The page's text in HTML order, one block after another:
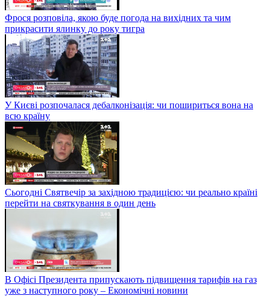
Фрося розповіла, якою буде погода на вихідних та чим
прикрасити ялинку до року тигра
У Києві розпочалася дебалконізація: чи пошириться вона на
всю країну
Сьогодні Святвечір за західною традицією: чи реально країні
перейти на святкування в один день
В Офісі Президента припускають підвищення тарифів на газ
уже з наступного року – Економічні новини